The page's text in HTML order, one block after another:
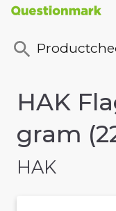
HAK
gram
HAK